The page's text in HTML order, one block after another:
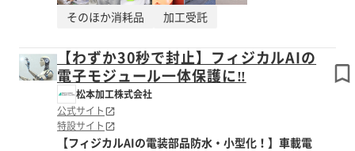
そのほか消耗品 加工受託
【わずか30秒で封止】フィジカルAIの
電子モジュール一体保護に‼
松本加工株式会社
公式サイト
特設サイト
【フィジカルAIの電装部品防水・小型化！】車載電